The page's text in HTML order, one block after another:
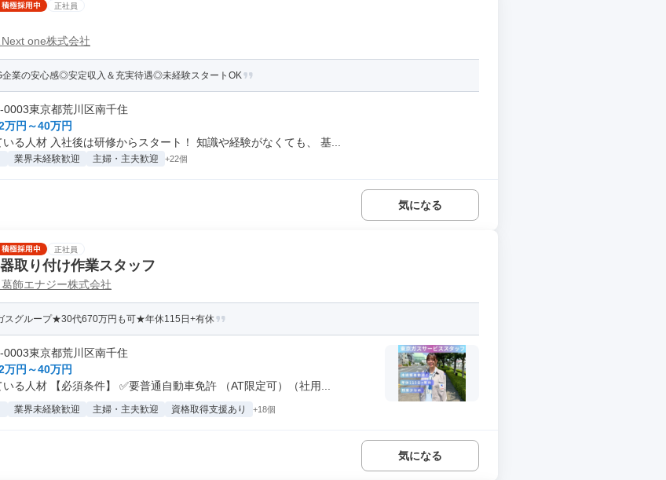
正社員
one株式会社
企業の安心感◎安定収入＆充実待遇◎未経験スタートOK
0003東京都荒川区南千住
万円～40万円
いる人材 入社後は研修からスタート！ 知識や経験がなくても、 基...
業界未経験歓迎 主婦・主夫歓迎 +22個
気になる
正社員
取り付け作業スタッフ
飾エナジー株式会社
スグループ★30代670万円も可★年休115日+有休
0003東京都荒川区南千住
万円～40万円
る人材 【必須条件】 ✅要普通自動車免許 （AT限定可）（社用...
業界未経験歓迎 主婦・主夫歓迎 資格取得支援あり +18個
気になる